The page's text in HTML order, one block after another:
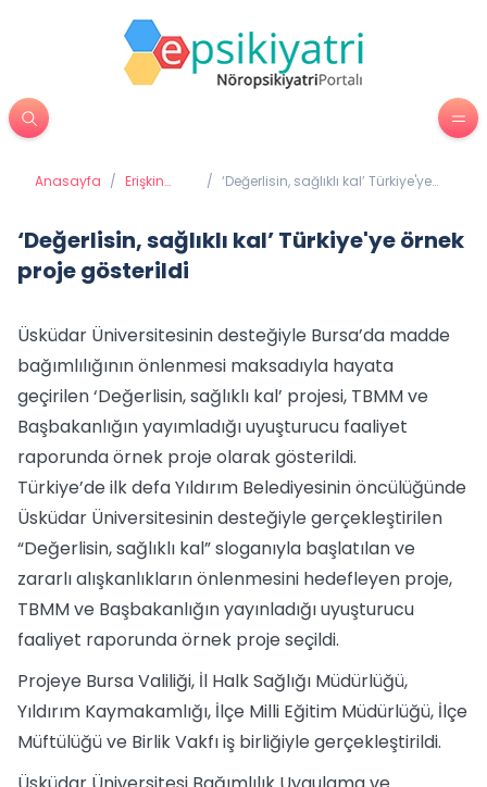
Anasayfa / Erişkin
/ ‘Değerlisin, sağlıklı kal’ Türkiye'ye
‘Değerlisin, sağlıklı kal’ Türkiye'ye örnek
proje gösterildi
Üsküdar Üniversitesinin desteğiyle Bursa’da madde
bağımlılığının önlenmesi maksadıyla hayata
geçirilen ‘Değerlisin, sağlıklı kal’ projesi, TBMM ve
Başbakanlığın yayımladığı uyuşturucu faaliyet
raporunda örnek proje olarak gösterildi.
Türkiye’de ilk defa Yıldırım Belediyesinin öncülüğünde
Üsküdar Üniversitesinin desteğiyle gerçekleştirilen
“Değerlisin, sağlıklı kal” sloganıyla başlatılan ve
zararlı alışkanlıkların önlenmesini hedefleyen proje,
TBMM ve Başbakanlığın yayınladığı uyuşturucu
faaliyet raporunda örnek proje seçildi.
Projeye Bursa Valiliği, İl Halk Sağlığı Müdürlüğü,
Yıldırım Kaymakamlığı, İlçe Milli Eğitim Müdürlüğü, İlçe
Müftülüğü ve Birlik Vakfı iş birliğiyle gerçekleştirildi.